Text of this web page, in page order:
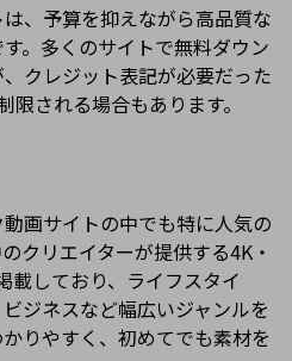
は、予算を抑えながら高品質な
。多くのサイトで無料ダウン
クレジット表記が必要だった
限される場合もあります。
画サイトの中でも特に人気の
クリエイターが提供する4K・
載しており、ライフスタイ
ジネスなど幅広いジャンルを
りやすく、初めてでも素材を